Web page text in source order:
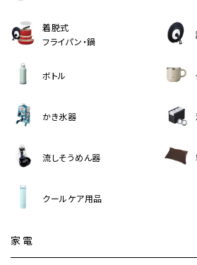
着脱式
フライパン・鍋
ボトル
かき氷器
流しそうめん器
クールケア用品
家電